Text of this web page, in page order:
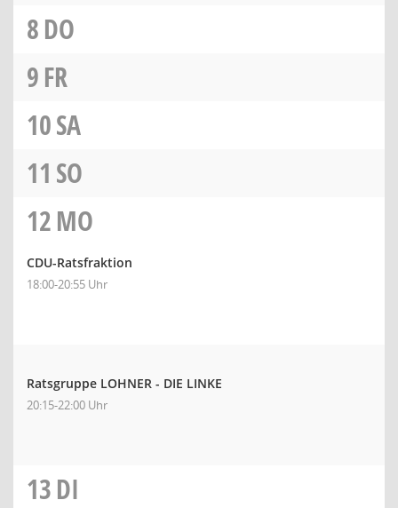
8DO
9FR
10SA
11 SO
12MO
CDU-Ratsfraktion
18:00-20:55 Uhr
Ratsgruppe LOHNER - DIE LINKE
20:15-22:00 Uhr
13DI